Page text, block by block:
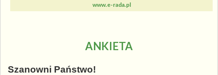
www.e-rada.pl
ANKIETA
Szanowni Państwo!